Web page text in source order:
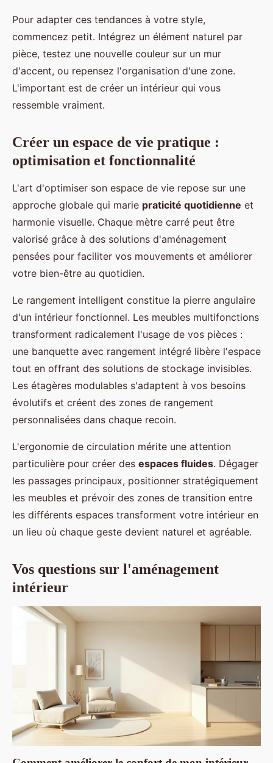
Pour adapter ces tendances à votre style,
commencez petit. Intégrez un élément naturel par
pièce, testez une nouvelle couleur sur un mur
d'accent, ou repensez l'organisation d'une zone.
L'important est de créer un intérieur qui vous
ressemble vraiment.
Créer un espace de vie pratique :
optimisation et fonctionnalité
L'art d'optimiser son espace de vie repose sur une
approche globale qui marie praticité quotidienne et
harmonie visuelle. Chaque mètre carré peut être
valorisé grâce à des solutions d'aménagement
pensées pour faciliter vos mouvements et améliorer
votre bien-être au quotidien.
Le rangement intelligent constitue la pierre angulaire
d'un intérieur fonctionnel. Les meubles multifonctions
transforment radicalement l'usage de vos pièces :
une banquette avec rangement intégré libère l'espace
tout en offrant des solutions de stockage invisibles.
Les étagères modulables s'adaptent à vos besoins
évolutifs et créent des zones de rangement
personnalisées dans chaque recoin.
L'ergonomie de circulation mérite une attention
particulière pour créer des espaces fluides. Dégager
les passages principaux, positionner stratégiquement
les meubles et prévoir des zones de transition entre
les différents espaces transforment votre intérieur en
un lieu où chaque geste devient naturel et agréable.
Vos questions sur l'aménagement
intérieur